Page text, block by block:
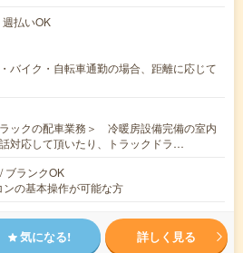
払いOK
イク・自転車通勤の場合、距離に応じて
ックの配車業務＞ 冷暖房設備完備の室内
対応して頂いたり、トラックドラ…
/ ブランクOK
の基本操作が可能な方
気になる! 詳しく見る